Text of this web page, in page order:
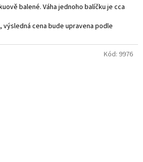
balené. Váha jednoho balíčku je cca
výsledná cena bude upravena podle
balení.
Kód: 9976